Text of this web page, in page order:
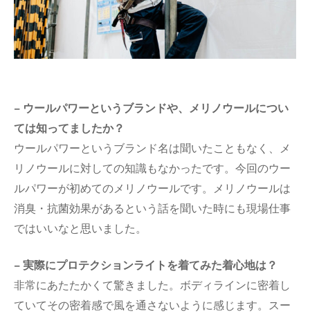
− ウールパワーというブランドや、メリノウールについ
ては知ってましたか？
ウールパワーというブランド名は聞いたこともなく、メ
リノウールに対しての知識もなかったです。今回のウー
ルパワーが初めてのメリノウールです。メリノウールは
消臭・抗菌効果があるという話を聞いた時にも現場仕事
ではいいなと思いました。
− 実際にプロテクションライトを着てみた着心地は？
非常にあたたかくて驚きました。ボディラインに密着し
ていてその密着感で風を通さないように感じます。スー